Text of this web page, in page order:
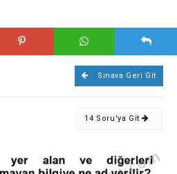
Sınava Geri Git
14 Soru'ya Git